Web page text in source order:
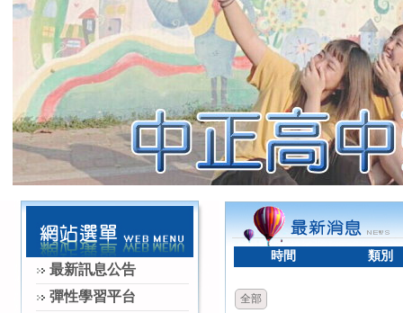
最新訊息公告
彈性學習平台
時間 類別
全部